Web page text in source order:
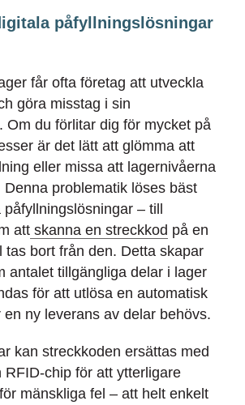
påfyllningslösningar
får ofta företag att utveckla
göra misstag i sin
Om du förlitar dig för mycket på
är det lätt att glömma att
eller missa att lagernivåerna
Denna problematik löses bäst
– till
att skanna en streckkod på en
tas bort från den. Detta skapar
antalet tillgängliga delar i lager
för att utlösa en automatisk
en ny leverans av delar behövs.
kan streckkoden ersättas med
RFID-chip för att ytterligare
mänskliga fel – att helt enkelt